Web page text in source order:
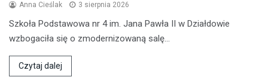
Anna Cieślak 3 sierpnia 2026
Szkoła Podstawowa nr 4 im. Jana Pawła II w Działdowie
wzbogaciła się o zmodernizowaną salę…
Czytaj dalej